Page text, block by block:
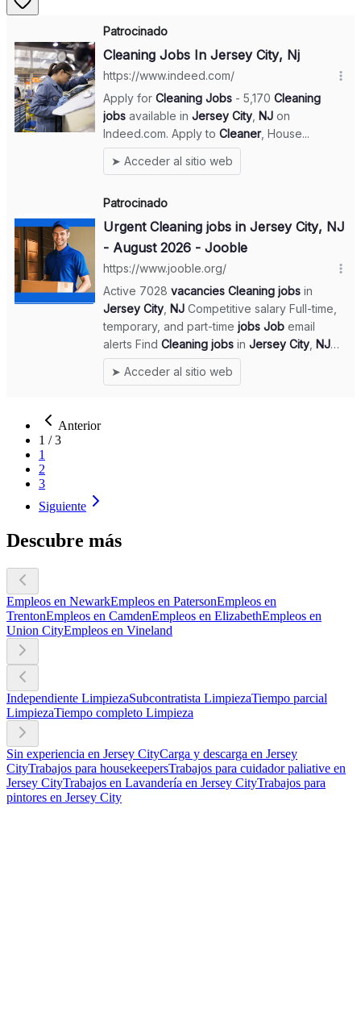
Anterior
1 /3
1
2
3
Siguiente
Descubre más
Empleos en NewarkEmpleos en PatersonEmpleos en
TrentonEmpleos en CamdenEmpleos en ElizabethEmpleos en
Union CityEmpleos en Vineland
Independiente LimpiezaSubcontratista LimpiezaTiempo parcial
LimpiezaTiempo completo Limpieza
Sin experiencia en Jersey CityCarga y descarga en Jersey
CityTrabajos para housekeepersTrabajos para cuidador paliative en
Jersey CityTrabajos en Lavandería en Jersey CityTrabajos para
pintores en Jersey City